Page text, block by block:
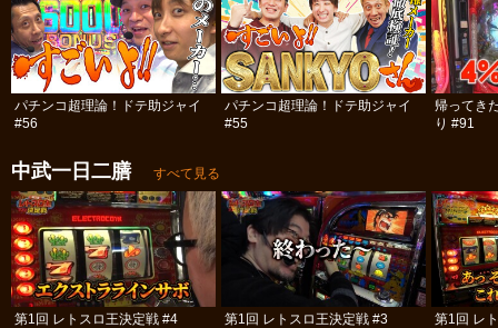
パチンコ超理論！ドテ助ジャイ
#56
パチンコ超理論！ドテ助ジャイ
#55
帰ってき
り #91
中武一日二膳 すべて見る
第1回 レトスロ王決定戦 #4 第1回 レトスロ王決定戦 #3 第1回 レ